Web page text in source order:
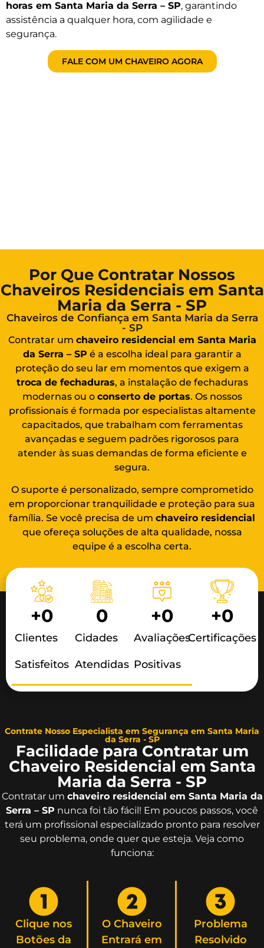
horas em Santa Maria da Serra – SP, garantindo
assistência a qualquer hora, com agilidade e
segurança.
FALE COM UM CHAVEIRO AGORA
Por Que Contratar Nossos
Chaveiros Residenciais em Santa
Maria da Serra - SP
Chaveiros de Confiança em Santa Maria da Serra
- SP
Contratar um chaveiro residencial em Santa Maria
da Serra – SP é a escolha ideal para garantir a
proteção do seu lar em momentos que exigem a
troca de fechaduras, a instalação de fechaduras
modernas ou o conserto de portas. Os nossos
profissionais é formada por especialistas altamente
capacitados, que trabalham com ferramentas
avançadas e seguem padrões rigorosos para
atender às suas demandas de forma eficiente e
segura.
O suporte é personalizado, sempre comprometido
em proporcionar tranquilidade e proteção para sua
família. Se você precisa de um chaveiro residencial
que ofereça soluções de alta qualidade, nossa
equipe é a escolha certa.
Clientes
Satisfeitos
+0
Cidades
Atendidas
0
Avaliações
Positivas
+0
Certificações
+0
Contrate Nosso Especialista em Segurança em Santa Maria
da Serra - SP
Facilidade para Contratar um
Chaveiro Residencial em Santa
Maria da Serra - SP
Contratar um chaveiro residencial em Santa Maria da
Serra – SP nunca foi tão fácil! Em poucos passos, você
terá um profissional especializado pronto para resolver
seu problema, onde quer que esteja. Veja como
funciona:
Clique nos
Botões da
O Chaveiro
Entrará em
Problema
Resolvido